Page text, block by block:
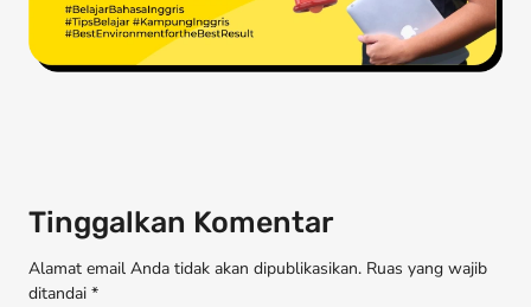
Tinggalkan Komentar
Alamat email Anda tidak akan dipublikasikan. Ruas yang wajib
ditandai *